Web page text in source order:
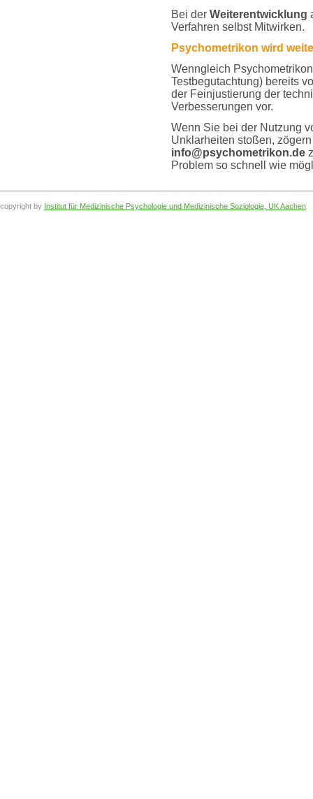
Bei der Weiterentwicklung
Verfahren selbst Mitwirken.
Psychometrikon wird
Wenngleich
Testbegutachtung) bereits
der Feinjustierung der
Verbesserungen vor.
Wenn Sie bei der Nutzung
Unklarheiten stoßen,
info@psychometrikon.de
Problem so schnell wie
copyright by Institut für Medizinische Psychologie und Medizinische Soziologie, UK Aachen